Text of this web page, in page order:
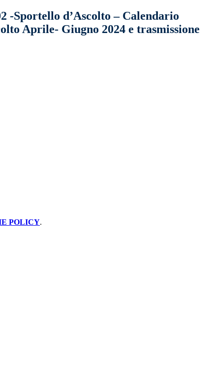
-Sportello d’Ascolto – Calendario
Aprile- Giugno 2024 e trasmissione
POLICY.